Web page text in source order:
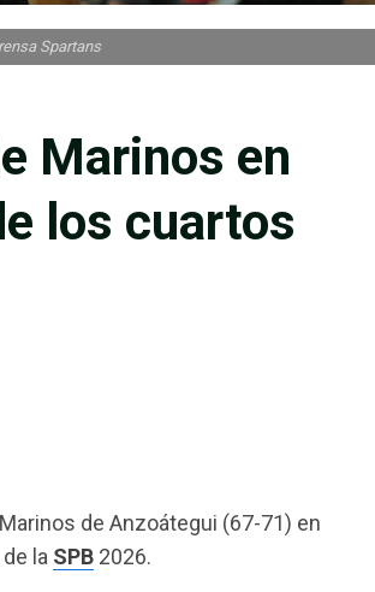
Marinos en
los cuartos
Spartans
de Anzoátegui (67-71) en
la SPB 2026.